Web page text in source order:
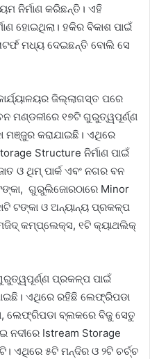
ନିର୍ମାଣ କରିଛନ୍ତି। ଏହି
ହୋଇଥିଲା। ହକିର ବିକାଶ ପାଇଁ
ମଧ୍ୟ ଦେଇଛନ୍ତି ବୋଲି ସେ
ଜିଲ୍ଲାଗସ୍ତ ପରେ
ମଣ୍ଡଳୀରେ ୧୭ଟି ଗୁରୁତ୍ୱପୂର୍ଣ୍ଣ
କରାଯାଇଛି। ଏଥିରେ
Structure ନିର୍ମାଣ ପାଇଁ
ଓ ଥିମ୍ ପାର୍କ ଏବଂ ନଗର ବନ
ଗୁରୁଲିଜୋରଠାରେ Minor
ଟଙ୍କା ଓ ଅନ୍ୟାନ୍ୟ ପ୍ରକଳ୍ପ
କମ୍ପ୍ଲେକ୍ସ, ୧ଟି କ୍ୟାଥଲିକ୍
ପ୍ରକଳ୍ପ ପାଇଁ
ଏଥିରେ ରହିଛି ଲେଫ୍ରିପଡା
ଲେଫ୍ରିପଡା ବ୍ଲକରେ ବିଜୁ ସେତୁ
ନଦୀରେ Istream Storage
ଏଥିରେ ୫ଟି ମନ୍ଦିର ଓ ୨ଟି ଚର୍ଚ୍ଚ